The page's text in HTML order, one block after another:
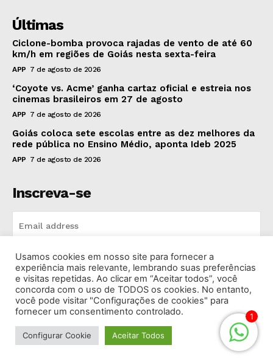
Últimas
Ciclone-bomba provoca rajadas de vento de até 60
km/h em regiões de Goiás nesta sexta-feira
APP 7 de agosto de 2026
‘Coyote vs. Acme’ ganha cartaz oficial e estreia nos
cinemas brasileiros em 27 de agosto
APP 7 de agosto de 2026
Goiás coloca sete escolas entre as dez melhores da
rede pública no Ensino Médio, aponta Ideb 2025
APP 7 de agosto de 2026
Inscreva-se
INSCREVA-SE
I've read and accept the Privacy Policy.
© 2026 Rádio Bandeirantes Goiânia. Todos os Direitos
Reservados.
1
Usamos cookies em nosso site para fornecer a
experiência mais relevante, lembrando suas preferências
e visitas repetidas. Ao clicar em “Aceitar todos”, você
concorda com o uso de TODOS os cookies. No entanto,
você pode visitar "Configurações de cookies" para
fornecer um consentimento controlado.
Configurar Cookie Aceitar Todos